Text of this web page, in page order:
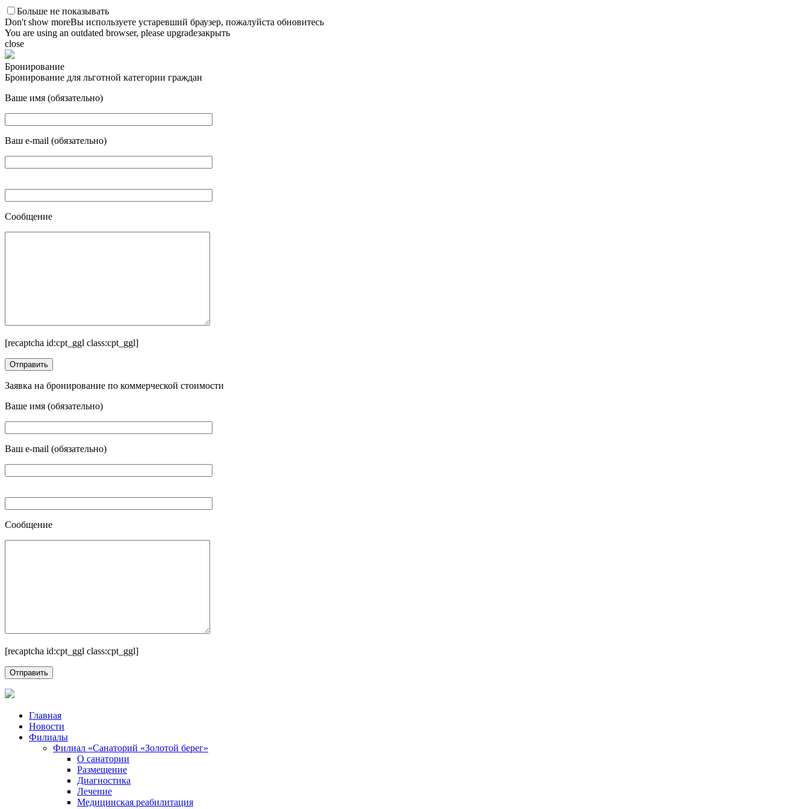
Больше не показывать
Don't show moreВы используете устаревший браузер, пожалуйста обновитесь
You are using an outdated browser, please upgradeзакрыть
close
Бронирование
Бронирование для льготной категории граждан
Ваше имя (обязательно)
Ваш e-mail (обязательно)
Сообщение
[recaptcha id:cpt_ggl class:cpt_ggl]
Заявка на бронирование по коммерческой стоимости
Ваше имя (обязательно)
Ваш e-mail (обязательно)
Сообщение
[recaptcha id:cpt_ggl class:cpt_ggl]
Главная
Новости
Филиалы
Филиал «Санаторий «Золотой берег»
О санатории
Размещение
Диагностика
Лечение
Медицинская реабилитация